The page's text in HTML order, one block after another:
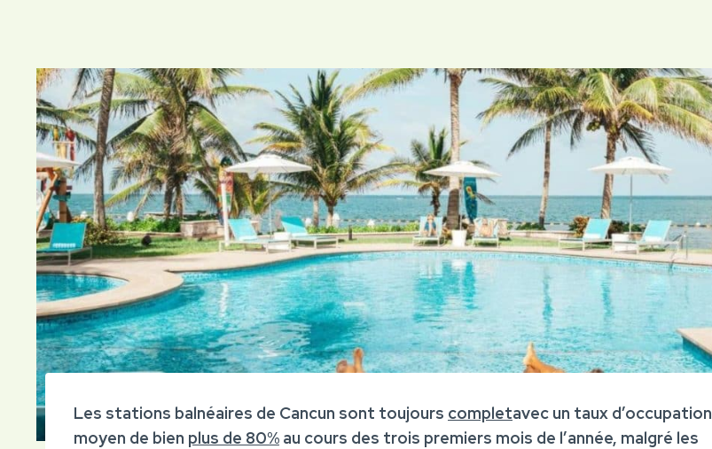
Les stations balnéaires de Cancun sont toujours completavec un taux d’occupation
moyen de bien plus de 80% au cours des trois premiers mois de l’année, malgré les